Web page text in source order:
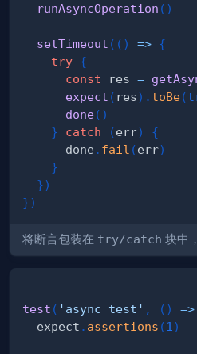
runAsyncOperation ( )
setTimeout ( ( ) => {
try {
const res =
expect ( res) . toBe(
done( )
}
catch (err)
{
      done
. fail (err)
}
})
})
将断言包装在 try/catch 块中
test ( 'async test' , ( ) =>
  expect
. assertions (1 )